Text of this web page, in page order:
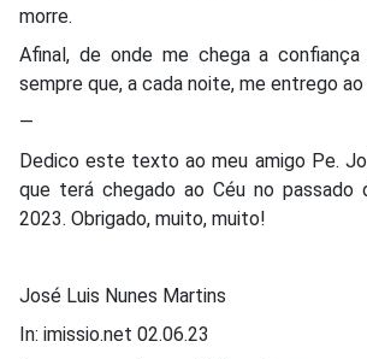
morre.
Afinal, de onde me chega a
sempre que, a cada noite, me entrego ao
—
Dedico este texto ao meu amigo Pe.
que terá chegado ao Céu no passado
2023. Obrigado, muito, muito!
José Luis Nunes Martins
In: imissio.net 02.06.23